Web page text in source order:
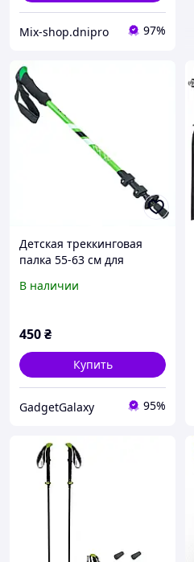
Mix-shop.dnipro 97%
Детская треккинговая
палка 55-63 см для
2T38205BA9
В наличии
450₴
Купить
GadgetGalaxy 95%